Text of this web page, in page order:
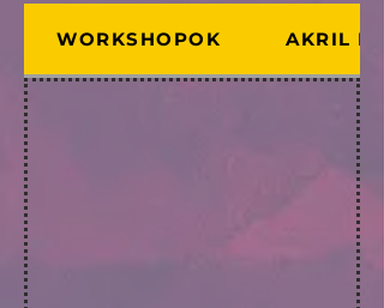
WORKSHOPOK AKRIL